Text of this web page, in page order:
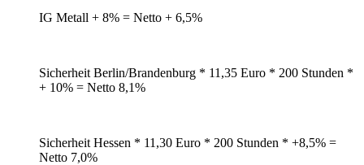
IG Metall + 8% = Netto + 6,5%
Sicherheit Berlin/Brandenburg * 11,35 Euro * 200 Stunden *
+ 10% = Netto 8,1%
Sicherheit Hessen * 11,30 Euro * 200 Stunden * +8,5% =
Netto 7,0%